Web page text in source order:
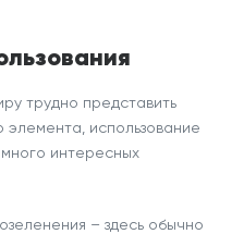
трудно представить
элемента, использование
интересных
– здесь обычно